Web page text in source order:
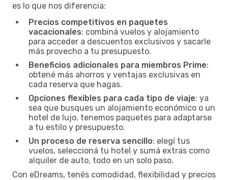
es lo que nos diferencia:
Precios competitivos en paquetes
vacacionales: combiná vuelos y alojamiento
para acceder a descuentos exclusivos y sacarle
más provecho a tu presupuesto.
Beneficios adicionales para miembros Prime:
obtené más ahorros y ventajas exclusivas en
cada reserva que hagas.
Opciones flexibles para cada tipo de viaje: ya
sea que busques un alojamiento económico o un
hotel de lujo, tenemos paquetes para adaptarse
a tu estilo y presupuesto.
Un proceso de reserva sencillo: elegí tus
vuelos, seleccioná tu hotel y sumá extras como
alquiler de auto, todo en un solo paso.
Con eDreams, tenés comodidad, flexibilidad y precios